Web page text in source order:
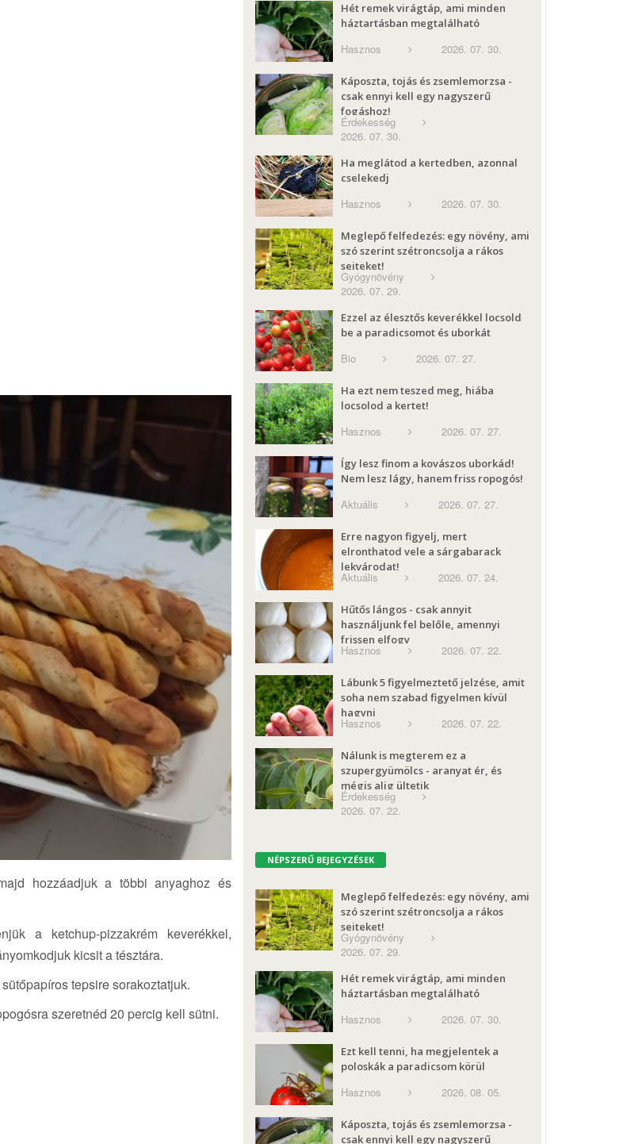
hozzáadjuk a többi anyaghoz és
a ketchup-pizzakrém keverékkel,
kicsit a tésztára.
tepsire sorakoztatjuk.
szeretnéd 20 percig kell sütni.
Hét remek virágtáp, ami minden
háztartásban megtalálható
Hasznos 2026. 07. 30.
Káposzta, tojás és zsemlemorzsa -
csak ennyi kell egy nagyszerű
fogáshoz!
Érdekesség
2026. 07. 30.
Ha meglátod a kertedben, azonnal
cselekedj
Hasznos 2026. 07. 30.
Meglepő felfedezés: egy növény, ami
szó szerint szétroncsolja a rákos
sejteket!
Gyógynövény
2026. 07. 29.
Ezzel az élesztős keverékkel locsold
be a paradicsomot és uborkát
Bio 2026. 07. 27.
Ha ezt nem teszed meg, hiába
locsolod a kertet!
Hasznos 2026. 07. 27.
Így lesz finom a kovászos uborkád!
Nem lesz lágy, hanem friss ropogós!
Aktuális 2026. 07. 27.
Erre nagyon figyelj, mert
elronthatod vele a sárgabarack
lekvárodat!
Aktuális 2026. 07. 24.
Hűtős lángos - csak annyit
használjunk fel belőle, amennyi
frissen elfogy
Hasznos 2026. 07. 22.
Lábunk 5 figyelmeztető jelzése, amit
soha nem szabad figyelmen kívül
hagyni
Hasznos 2026. 07. 22.
Nálunk is megterem ez a
szupergyümölcs - aranyat ér, és
mégis alig ültetik
Érdekesség
2026. 07. 22.
NÉPSZERŰ BEJEGYZÉSEK
Meglepő felfedezés: egy növény, ami
szó szerint szétroncsolja a rákos
sejteket!
Gyógynövény
2026. 07. 29.
Hét remek virágtáp, ami minden
háztartásban megtalálható
Hasznos 2026. 07. 30.
Ezt kell tenni, ha megjelentek a
poloskák a paradicsom körül
Hasznos 2026. 08. 05.
Káposzta, tojás és zsemlemorzsa -
csak ennyi kell egy nagyszerű